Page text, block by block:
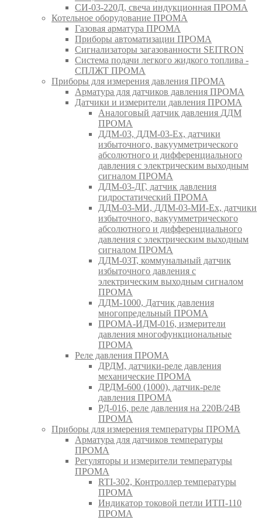
СИ-03-220Д, свеча индукционная ПРОМА
Котельное оборудование ПРОМА
Газовая арматура ПРОМА
Приборы автоматизации ПРОМА
Сигнализаторы загазованности SEITRON
Система подачи легкого жидкого топлива -
СПЛЖТ ПРОМА
Приборы для измерения давления ПРОМА
Арматура для датчиков давления ПРОМА
Датчики и измерители давления ПРОМА
Аналоговый датчик давления ДДМ
ПРОМА
ДДМ-03, ДДМ-03-Ех, датчики
избыточного, вакуумметрического
абсолютного и дифференциального
давления с электрическим выходным
сигналом ПРОМА
ДДМ-03-ДГ, датчик давления
гидростатический ПРОМА
ДДМ-03-МИ, ДДМ-03-МИ-Ех, датчики
избыточного, вакуумметрического
абсолютного и дифференциального
давления с электрическим выходным
сигналом ПРОМА
ДДМ-03Т, коммунальный датчик
избыточного давления с
электрическим выходным сигналом
ПРОМА
ДДМ-1000, Датчик давления
многопредельный ПРОМА
ПРОМА-ИДМ-016, измерители
давления многофункциональные
ПРОМА
Реле давления ПРОМА
ДРДМ, датчики-реле давления
механические ПРОМА
ДРДМ-600 (1000), датчик-реле
давления ПРОМА
РД-016, реле давления на 220В/24В
ПРОМА
Приборы для измерения температуры ПРОМА
Арматура для датчиков температуры
ПРОМА
Регуляторы и измерители температуры
ПРОМА
RTI-302, Контроллер температуры
ПРОМА
Индикатор токовой петли ИТП-110
ПРОМА